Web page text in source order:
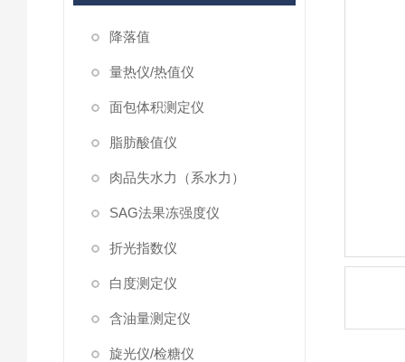
降落值
量热仪/热值仪
面包体积测定仪
脂肪酸值仪
肉品失水力（系水力）
SAG法果冻强度仪
折光指数仪
白度测定仪
含油量测定仪
旋光仪/检糖仪